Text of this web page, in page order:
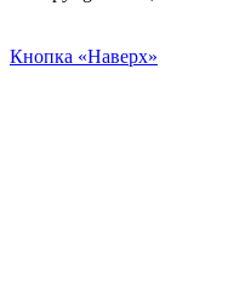
Кнопка «Наверх»